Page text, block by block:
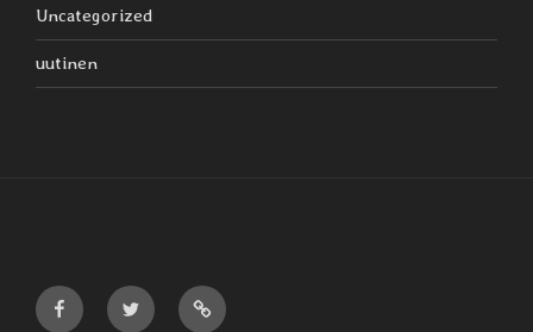
Uncategorized
uutinen
Liljaiset Liljaiset Liljaiset